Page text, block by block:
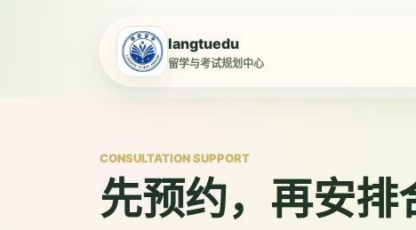
langtuedu
留学与考试规划中心
CONSULTATION SUPPORT
先预约，再安